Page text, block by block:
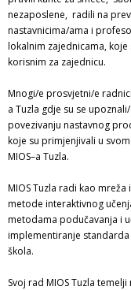
nezaposlene, radili na
nastavnicima/ama i
lokalnim zajednicama,
korisnim za zajednicu.
Mnogi/e prosvjetni/e
a Tuzla gdje su se
povezivanju nastavnog
koje su primjenjivali u
MIOS–a Tuzla.
MIOS Tuzla radi kao
metode interaktivnog
metodama podučavanja i
implementiranje
škola.
Svoj rad MIOS Tuzla